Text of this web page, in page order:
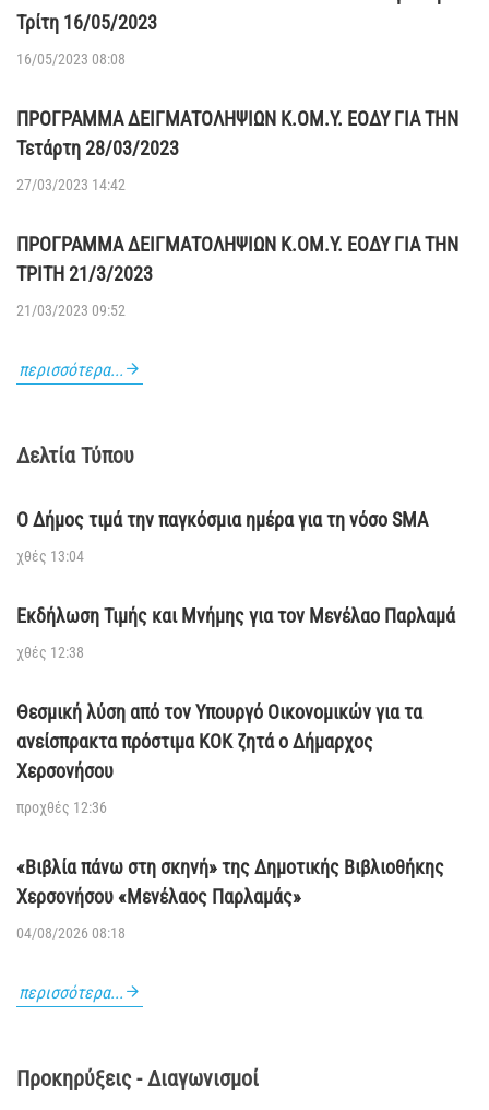
Τρίτη 16/05/2023
16/05/2023 08:08
ΠΡΟΓΡΑΜΜΑ ΔΕΙΓΜΑΤΟΛΗΨΙΩΝ Κ.ΟΜ.Υ. ΕΟΔΥ ΓΙΑ ΤΗΝ
Τετάρτη 28/03/2023
27/03/2023 14:42
ΠΡΟΓΡΑΜΜΑ ΔΕΙΓΜΑΤΟΛΗΨΙΩΝ Κ.ΟΜ.Υ. ΕΟΔΥ ΓΙΑ ΤΗΝ
ΤΡΙΤΗ 21/3/2023
21/03/2023 09:52
περισσότερα...
Δελτία Τύπου
Ο Δήμος τιμά την παγκόσμια ημέρα για τη νόσο SMA
χθές 13:04
Εκδήλωση Τιμής και Μνήμης για τον Μενέλαο Παρλαμά
χθές 12:38
Θεσμική λύση από τον Υπουργό Οικονομικών για τα
ανείσπρακτα πρόστιμα ΚΟΚ ζητά ο Δήμαρχος
Χερσονήσου
προχθές 12:36
«Βιβλία πάνω στη σκηνή» της Δημοτικής Βιβλιοθήκης
Χερσονήσου «Μενέλαος Παρλαμάς»
04/08/2026 08:18
περισσότερα...
Προκηρύξεις - Διαγωνισμοί